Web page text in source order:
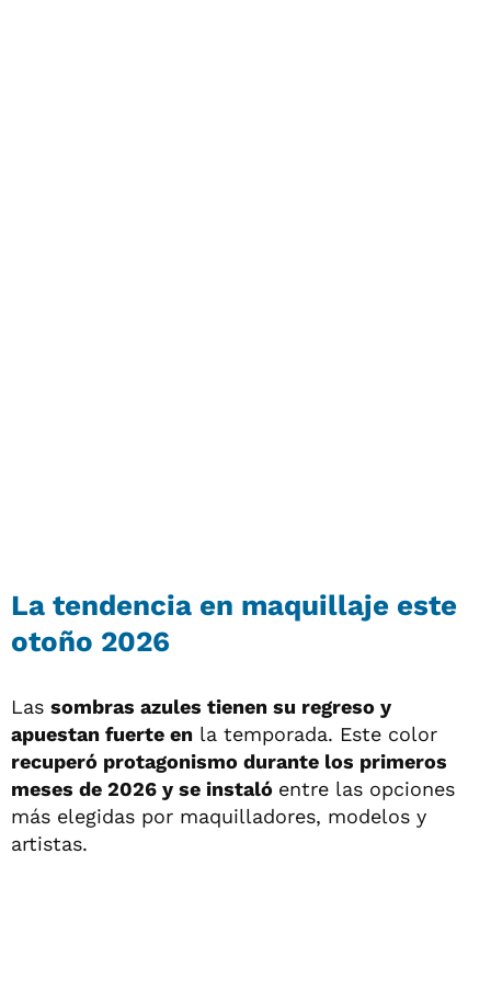
La tendencia en maquillaje este
otoño 2026
Las sombras azules tienen su regreso y
apuestan fuerte en la temporada. Este color
recuperó protagonismo durante los primeros
meses de 2026 y se instaló entre las opciones
más elegidas por maquilladores, modelos y
artistas.